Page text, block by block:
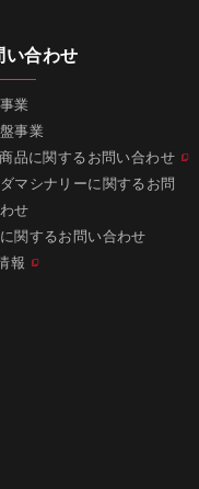
い合わせ
業
事業
品に関するお問い合わせ
マシナリーに関するお問
せ
関するお問い合わせ
報